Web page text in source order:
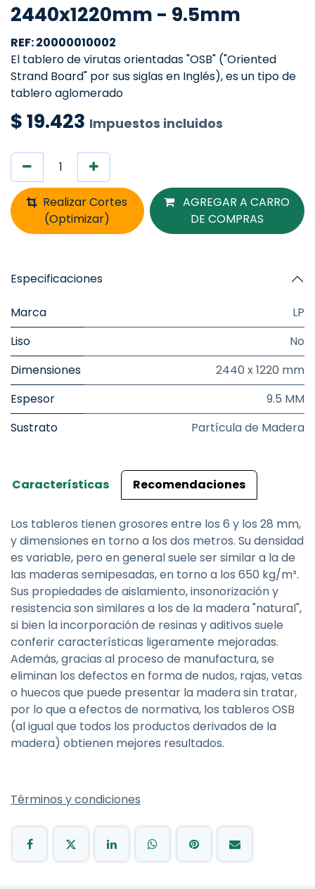
2440x1220mm - 9.5mm
REF: 20000010002
El tablero de virutas orientadas "OSB" ("Oriented
Strand Board" por sus siglas en Inglés), es un tipo de
tablero aglomerado
$19.423 Impuestos incluidos
Realizar Cortes
(Optimizar)
AGREGAR A CARRO
DE COMPRAS
Especificaciones
Marca
LP
Liso
No
Dimensiones
2440 x 1220 mm
Espesor
9.5 MM
Sustrato
Partícula de Madera
Características Recomendaciones
Los tableros tienen grosores entre los 6 y los 28 mm,
y dimensiones en torno a los dos metros. Su densidad
es variable, pero en general suele ser similar a la de
las maderas semipesadas, en torno a los 650 kg/m³.
Sus propiedades de aislamiento, insonorización y
resistencia son similares a los de la madera "natural",
si bien la incorporación de resinas y aditivos suele
conferir características ligeramente mejoradas.
Además, gracias al proceso de manufactura, se
eliminan los defectos en forma de nudos, rajas, vetas
o huecos que puede presentar la madera sin tratar,
por lo que a efectos de normativa, los tableros OSB
(al igual que todos los productos derivados de la
madera) obtienen mejores resultados.
Términos y condiciones